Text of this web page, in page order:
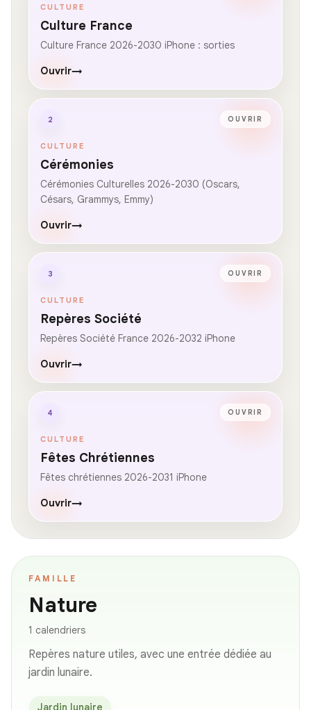
CULTURE
Culture France
Culture France 2026-2030 iPhone : sorties
Ouvrir→
2 OUVRIR
CULTURE
Cérémonies
Cérémonies Culturelles 2026-2030 (Oscars,
Césars, Grammys, Emmy)
Ouvrir→
3 OUVRIR
CULTURE
Repères Société
Repères Société France 2026-2032 iPhone
Ouvrir→
4 OUVRIR
CULTURE
Fêtes Chrétiennes
Fêtes chrétiennes 2026-2031 iPhone
Ouvrir→
FAMILLE
Nature
1 calendriers
Repères nature utiles, avec une entrée dédiée au
jardin lunaire.
Jardin lunaire